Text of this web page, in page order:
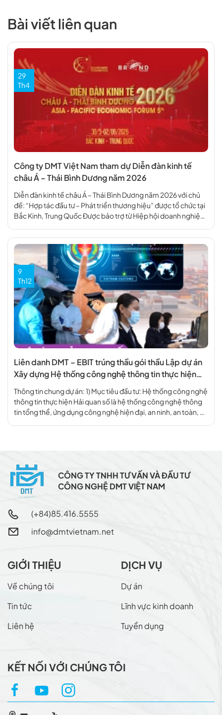
Bài viết liên quan
Công ty DMT Việt Nam tham dự Diễn đàn kinh tế
châu Á – Thái Bình Dương năm 2026
29
Th4
Diễn đàn kinh tế châu Á – Thái Bình Dương năm 2026 với chủ
đề: “Hợp tác đầu tư – Phát triển thương hiệu” được tổ chức tại
Bắc Kinh, Trung Quốc Được bảo trợ từ Hiệp hội doanh nghiệp
Thời đại – Liên […]
Liên danh DMT – EBIT trúng thầu gói thầu Lập dự án
Xây dựng Hệ thống công nghệ thông tin thực hiện
9
Th12
Thông tin chung dự án: 1) Mục tiêu đầu tư: Hệ thống công nghệ
thông tin thực hiện Hải quan số là hệ thống công nghệ thông
tin tổng thể, ứng dụng công nghệ hiện đại, an ninh, an toàn, ổn
CÔNG TY TNHH TƯ VẤN VÀ ĐẦU TƯ
CÔNG NGHỆ DMT VIỆT NAM
(+84)85.416.5555
info@dmtvietnam.net
GIỚI THIỆU
Về chúng tôi
Tin tức
Liên hệ
DỊCH VỤ
Dự án
Lĩnh vực kinh doanh
Tuyển dụng
KẾT NỐI VỚI CHÚNG TÔI